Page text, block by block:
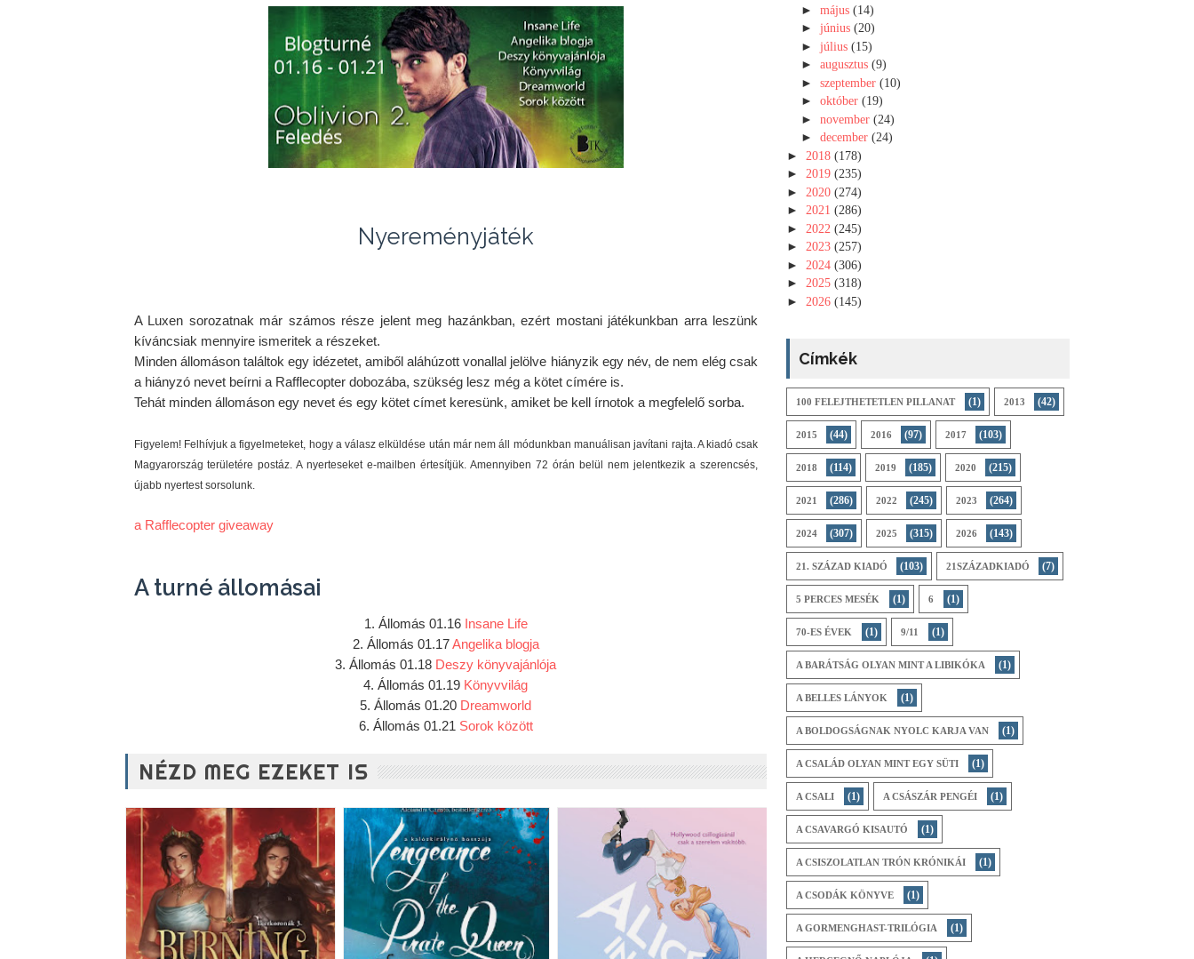
Nyereményjáték
A Luxen sorozatnak már számos része jelent meg hazánkban, ezért mostani játékunkban arra leszünk
kíváncsiak mennyire ismeritek a részeket.
Minden állomáson találtok egy idézetet, amiből aláhúzott vonallal jelölve hiányzik egy név, de nem elég csak
a hiányzó nevet beírni a Rafflecopter dobozába, szükség lesz még a kötet címére is.
Tehát minden állomáson egy nevet és egy kötet címet keresünk, amiket be kell írnotok a megfelelő sorba.
Figyelem! Felhívjuk a figyelmeteket, hogy a válasz elküldése után már nem áll módunkban manuálisan javítani rajta. A kiadó csak
Magyarország területére postáz. A nyerteseket e-mailben értesítjük. Amennyiben 72 órán belül nem jelentkezik a szerencsés,
újabb nyertest sorsolunk.
a Rafflecopter giveaway
A turné állomásai
1. Állomás 01.16 Insane Life
2. Állomás 01.17 Angelika blogja
3. Állomás 01.18 Deszy könyvajánlója
4. Állomás 01.19 Könyvvilág
5. Állomás 01.20 Dreamworld
6. Állomás 01.21 Sorok között
NÉZD MEG EZEKET IS
►május(14)
►június(20)
►július(15)
►augusztus(9)
►szeptember(10)
►október(19)
►november(24)
►december(24)
► 2018 (178)
► 2019 (235)
► 2020 (274)
► 2021 (286)
► 2022 (245)
► 2023 (257)
► 2024 (306)
► 2025 (318)
► 2026 (145)
Címkék
100 FELEJTHETETLEN PILLANAT (1) 2013 (42)
2015 (44) 2016 (97) 2017 (103)
2018 (114) 2019 (185) 2020 (215)
2021 (286) 2022 (245) 2023 (264)
2024 (307) 2025 (315) 2026 (143)
21. SZÁZAD KIADÓ (103) 21SZÁZADKIADÓ (7)
5 PERCES MESÉK (1) 6 (1)
70-ES ÉVEK (1) 9/11 (1)
A BARÁTSÁG OLYAN MINT A LIBIKÓKA (1)
A BELLES LÁNYOK (1)
A BOLDOGSÁGNAK NYOLC KARJA VAN (1)
A CSALÁD OLYAN MINT EGY SÜTI (1)
A CSALI (1) A CSÁSZÁR PENGÉI (1)
A CSAVARGÓ KISAUTÓ (1)
A CSISZOLATLAN TRÓN KRÓNIKÁI (1)
A CSODÁK KÖNYVE (1)
A GORMENGHAST-TRILÓGIA (1)